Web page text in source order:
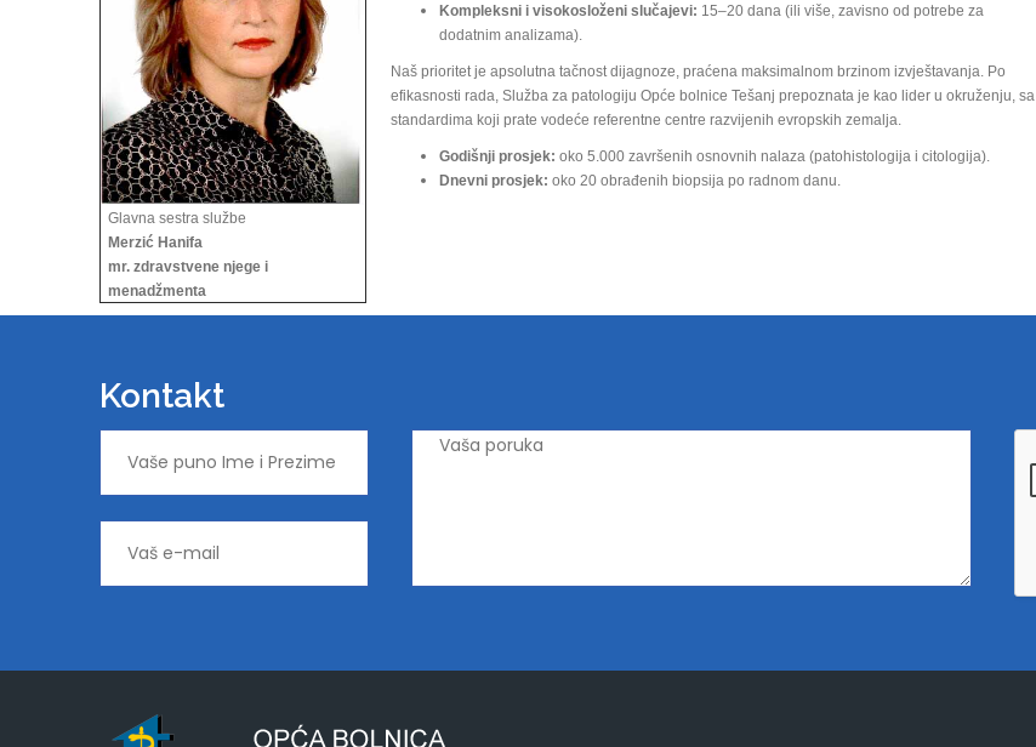
Glavna sestra službe
Merzić Hanifa
mr. zdravstvene njege i
menadžmenta
Kompleksni i visokosloženi slučajevi: 15–20 dana (ili više, zavisno od potrebe za
dodatnim analizama).
Naš prioritet je apsolutna tačnost dijagnoze, praćena maksimalnom brzinom izvještavanja. Po
efikasnosti rada, Služba za patologiju Opće bolnice Tešanj prepoznata je kao lider u okruženju, sa
standardima koji prate vodeće referentne centre razvijenih evropskih zemalja.
Godišnji prosjek: oko 5.000 završenih osnovnih nalaza (patohistologija i citologija).
Dnevni prosjek: oko 20 obrađenih biopsija po radnom danu.
Kontakt